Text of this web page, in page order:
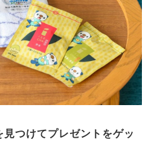
つけてプレゼントをゲッ